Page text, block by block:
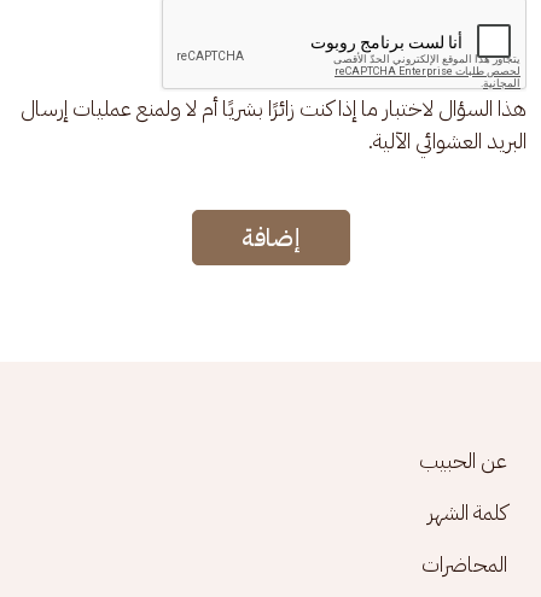
هذا السؤال لاختبار ما إذا كنت زائرًا بشريًا أم لا ولمنع عمليات إرسال
البريد العشوائي الآلية.
إضافة
Footer menu
عن الحبيب
كلمة الشهر
المحاضرات